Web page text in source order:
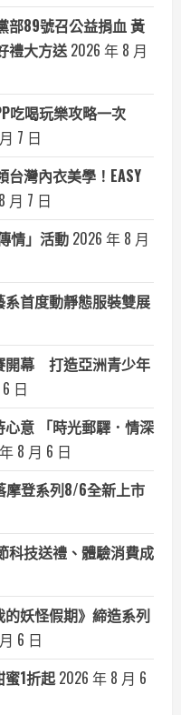
部89號召公益捐血 黃
禮大方送 2026 年 8 月
吃喝玩樂攻略一次
7 日
灣內衣美學！EASY
月 7 日
情」活動 2026 年 8 月
首度動靜態服裝雙展
開幕 打造亞洲青少年
日
意 「時光郵驛．情深
8 月 6 日
摩登系列8/6全新上市
科技送禮、體驗消費成
的妖怪假期》締造系列
6 日
1折起 2026 年 8 月 6